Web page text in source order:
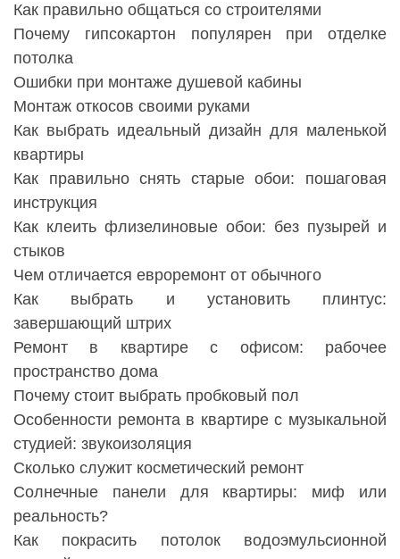
Как правильно общаться со строителями
Почему гипсокартон популярен при отделке
потолка
Ошибки при монтаже душевой кабины
Монтаж откосов своими руками
Как выбрать идеальный дизайн для маленькой
квартиры
Как правильно снять старые обои: пошаговая
инструкция
Как клеить флизелиновые обои: без пузырей и
стыков
Чем отличается евроремонт от обычного
Как выбрать и установить плинтус:
завершающий штрих
Ремонт в квартире с офисом: рабочее
пространство дома
Почему стоит выбрать пробковый пол
Особенности ремонта в квартире с музыкальной
студией: звукоизоляция
Сколько служит косметический ремонт
Солнечные панели для квартиры: миф или
реальность?
Как покрасить потолок водоэмульсионной